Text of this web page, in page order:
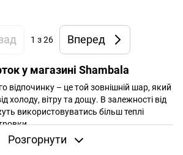
1 з 26 Вперед
у магазині Shambala
відпочинку – це той зовнішній шар, який
холоду, вітру та дощу. В залежності від
використовуватись більш теплі
ряд відмінностей від звичайних
Розгорнути